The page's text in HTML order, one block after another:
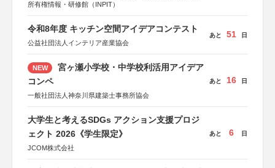
所有権情報・研修館（INPIT）
令和8年度 キッチン空間アイデアコンテスト
公益社団法人インテリア産業協会
あと 51 日
NEW
宮ヶ瀬小学校・中学校利活用アイデア
コンペ
一般社団法人神奈川県建築士事務所協会
あと 16 日
大学生と考えるSDGs アクション支援プロジ
ェクト 2026《学生限定》
JCOM株式会社
あと 6 日